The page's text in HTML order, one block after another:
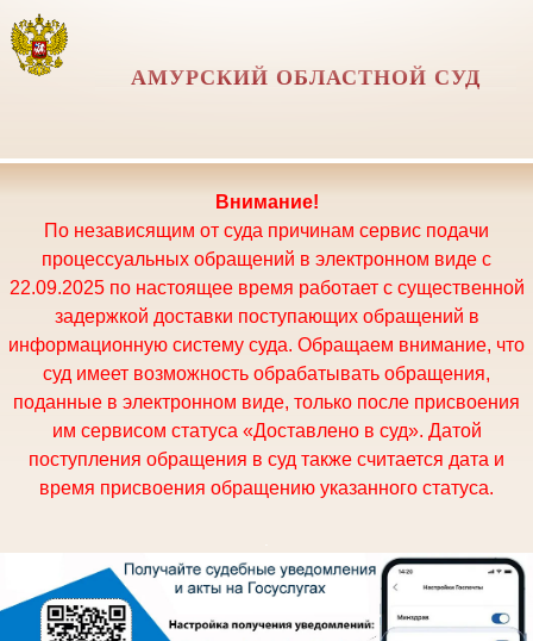
АМУРСКИЙ ОБЛАСТНОЙ СУД
Внимание!
По независящим от суда причинам сервис подачи
процессуальных обращений в электронном виде с
22.09.2025 по настоящее время работает с существенной
задержкой доставки поступающих обращений в
информационную систему суда. Обращаем внимание, что
суд имеет возможность обрабатывать обращения,
поданные в электронном виде, только после присвоения
им сервисом статуса «Доставлено в суд». Датой
поступления обращения в суд также считается дата и
время присвоения обращению указанного статуса.